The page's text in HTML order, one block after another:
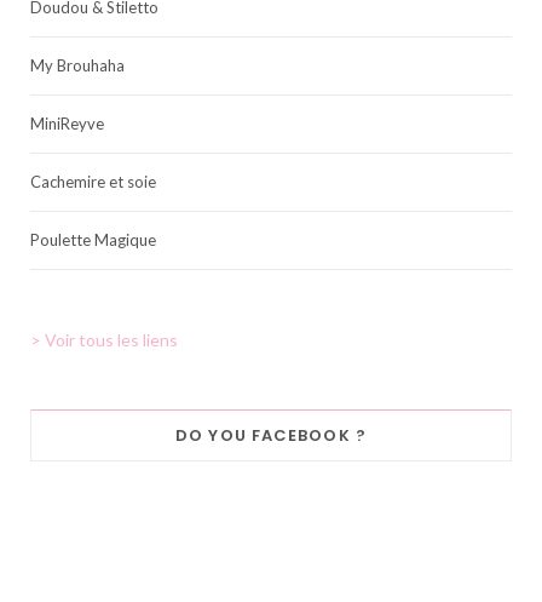
Doudou & Stiletto
My Brouhaha
MiniReyve
Cachemire et soie
Poulette Magique
> Voir tous les liens
DO YOU FACEBOOK ?